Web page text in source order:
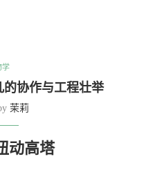
学
协作与工程壮举
茉莉
动高塔